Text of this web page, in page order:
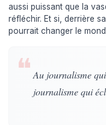
aussi puissant que la
réfléchir. Et si, derrière
pourrait changer le
❝ Au journalisme
journalisme qui